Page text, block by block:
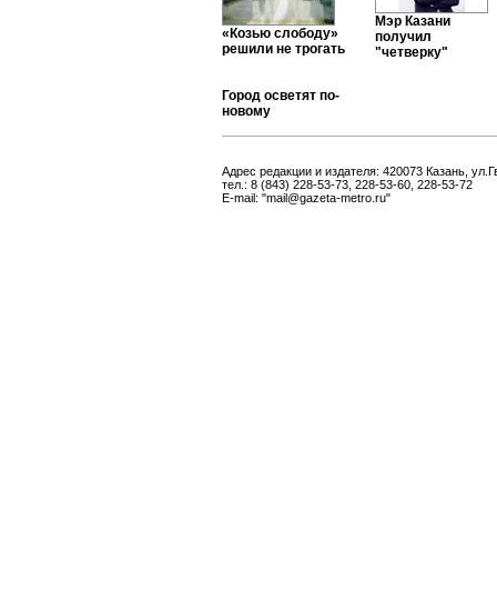
«Козью слободу»
решили не трогать
Мэр Казани
получил
"четверку"
Город осветят по-
новому
Адрес редакции и издателя: 420073 Казань,
тел.: 8 (843) 228-53-73, 228-53-60, 228-53-72
E-mail: "mail@gazeta-metro.ru"